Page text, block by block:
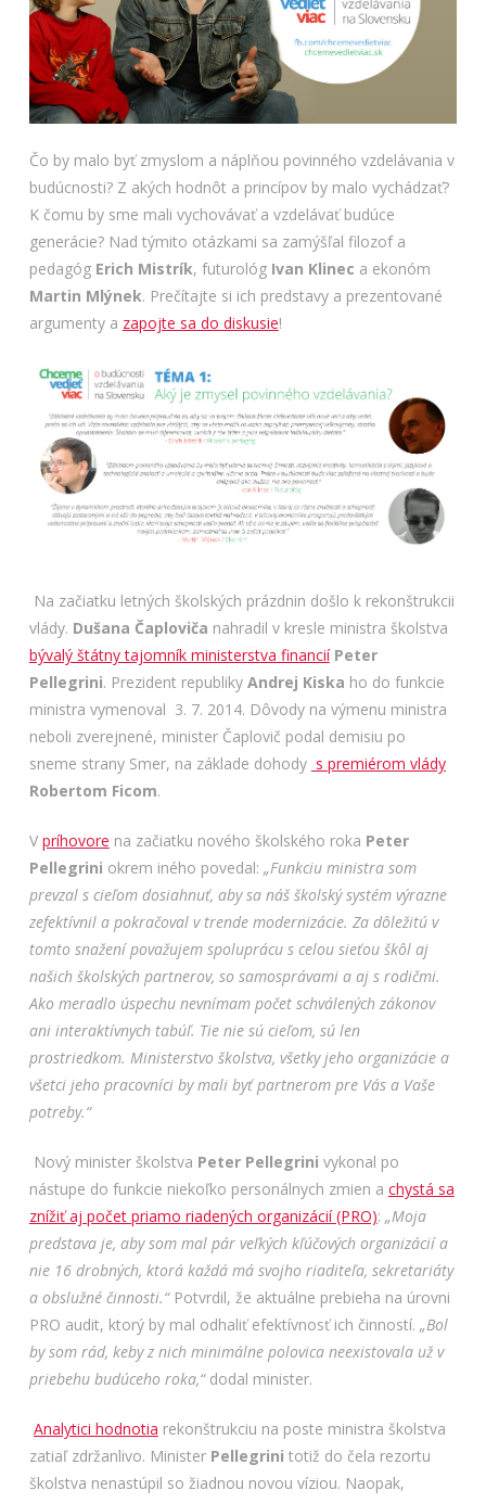
Čo by malo byť zmyslom a náplňou povinného vzdelávania v
budúcnosti? Z akých hodnôt a princípov by malo vychádzať?
K čomu by sme mali vychovávať a vzdelávať budúce
generácie? Nad týmito otázkami sa zamýšľal filozof a
pedagóg Erich Mistrík, futurológ Ivan Klinec a ekonóm
Martin Mlýnek. Prečítajte si ich predstavy a prezentované
argumenty a zapojte sa do diskusie!
Na začiatku letných školských prázdnin došlo k rekonštrukcii
vlády. Dušana Čaploviča nahradil v kresle ministra školstva
bývalý štátny tajomník ministerstva financiíPeter
Pellegrini. Prezident republikyAndrej Kiska ho do funkcie
ministra vymenoval 3. 7. 2014. Dôvody na výmenu ministra
neboli zverejnené, minister Čaplovič podal demisiu po
sneme strany Smer, na základe dohody s premiérom vlády
Robertom Ficom.
V príhovore na začiatku nového školského roka Peter
Pellegrini okrem iného povedal: „Funkciu ministra som
prevzal s cieľom dosiahnuť, aby sa náš školský systém výrazne
zefektívnil a pokračoval v trende modernizácie. Za dôležitú v
tomto snažení považujem spoluprácu s celou sieťou škôl aj
našich školských partnerov, so samosprávami a aj s rodičmi.
Ako meradlo úspechu nevnímam počet schválených zákonov
ani interaktívnych tabúľ. Tie nie sú cieľom, sú len
prostriedkom. Ministerstvo školstva, všetky jeho organizácie a
všetci jeho pracovníci by mali byť partnerom pre Vás a Vaše
potreby.“
Nový minister školstva Peter Pellegrini vykonal po
nástupe do funkcie niekoľko personálnych zmien a chystá sa
znížiť aj počet priamo riadených organizácií (PRO): „Moja
predstava je, aby som mal pár veľkých kľúčových organizácií a
nie 16 drobných, ktorá každá má svojho riaditeľa, sekretariáty
a obslužné činnosti.“Potvrdil, že aktuálne prebieha na úrovni
PRO audit, ktorý by mal odhaliť efektívnosť ich činností. „Bol
by som rád, keby z nich minimálne polovica neexistovala už v
priebehu budúceho roka,“ dodal minister.
Analytici hodnotia rekonštrukciu na poste ministra školstva
zatiaľ zdržanlivo. Minister Pellegrini totiž do čela rezortu
školstva nenastúpil so žiadnou novou víziou. Naopak,